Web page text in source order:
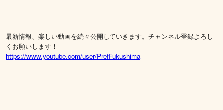
最新情報、楽しい動画を続々公開していきます。チャンネル登録よろし
くお願いします！
https://www.youtube.com/user/PrefFukushima